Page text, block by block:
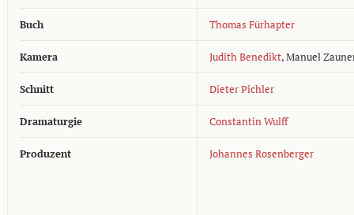
Buch Thomas Fürhapter
Kamera Judith Benedikt,Manuel
Schnitt Dieter Pichler
Dramaturgie Constantin Wulff
Produzent Johannes Rosenberger